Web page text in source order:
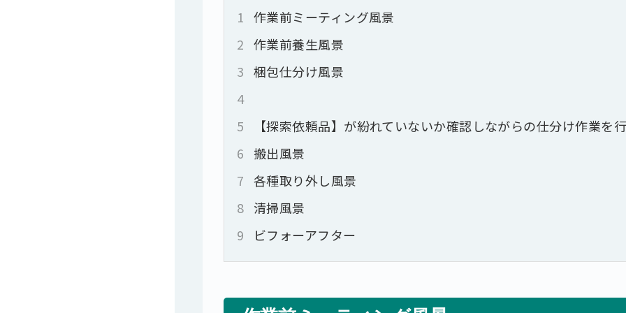
1 作業前ミーティング風景
2 作業前養生風景
3 梱包仕分け風景
4
5
【探索依頼品】が紛れていないか確認しながらの仕分け作業を
6
搬出風景
7 各種取り外し風景
8 清掃風景
9
ビフォーアフター